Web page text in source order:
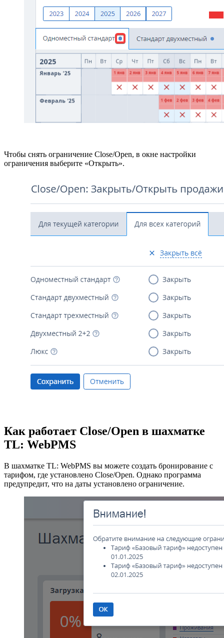
Чтобы снять ограничение Close/Open, в окне настройки
ограничения выберите «Открыть».
Как работает Close/Open в шахматке
TL: WebPMS
В шахматке TL: WebPMS вы можете создать бронирование с
тарифом, где установлено Close/Open. Однако программа
предупредит, что на даты установлено ограничение.